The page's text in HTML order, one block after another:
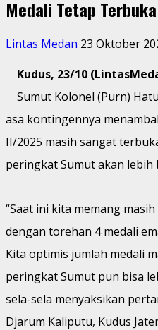
Medali Tetap Terbuka
Lintas Medan 23 Oktober
Kudus, 23/10
Sumut Kolonel (Purn)
asa kontingennya
II/2025 masih sangat
peringkat Sumut akan lebih
“Saat ini kita memang
dengan torehan 4 medali
Kita optimis jumlah medali
peringkat Sumut pun bisa
sela-sela menyaksikan
Djarum Kaliputu, Kudus